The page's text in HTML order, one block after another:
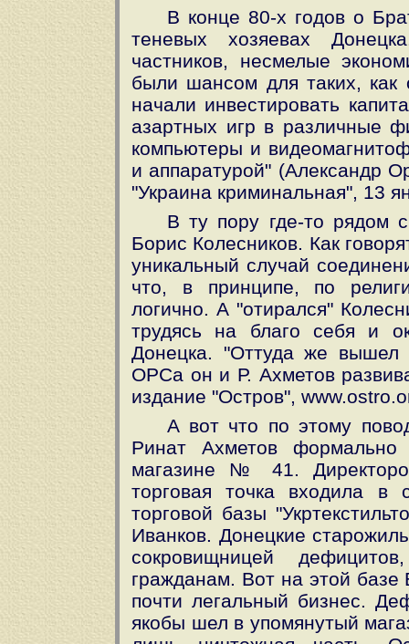
В конце 80-х годов о
теневых хозяевах
частников, несмелые
были шансом для таких,
начали инвестировать
азартных игр в различные
компьютеры и
и аппаратурой" (Александр
"Украина криминальная", 13
В ту пору где-то рядом
Борис Колесников. Как
уникальный случай
что, в принципе, по
логично. А "отирался"
трудясь на благо себя и
Донецка. "Оттуда же вышел
ОРСа он и Р. Ахметов
издание "Остров",
А вот что по этому
Ринат Ахметов формально
магазине № 41.
торговая точка входила в
торговой базы
Иванков. Донецкие
сокровищницей
гражданам. Вот на этой базе
почти легальный бизнес.
якобы шел в упомянутый